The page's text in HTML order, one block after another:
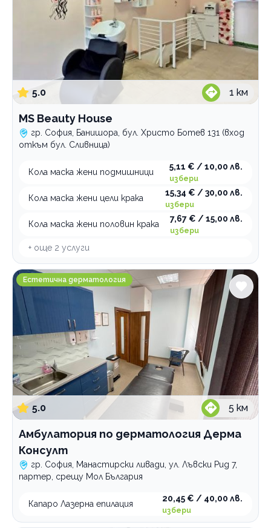
5.0 1 км
MS Beauty House
гр. София, Банишора, бул. Христо Ботев 131 (вход
откъм бул. Сливница)
Кола маска жени подмишници
5,11 € / 10,00 лв.
избери
Кола маска жени цели крака
15,34 € / 30,00 лв.
избери
Кола маска жени половин крака
7,67 € / 15,00 лв.
избери
+ още 2 услуги
Амбулатория по дерматология Дерма Консулт
Естетична дерматология
5.0 5 км
Амбулатория по дерматология Дерма
Консулт
гр. София, Манастирски ливади, ул. Лъвски Рид 7,
партер, срещу Мол България
Капаро Лазерна епилация
20,45 € / 40,00 лв.
избери